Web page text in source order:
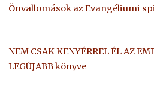
Önvallomások az Evangéliumi
NEM CSAK KENYÉRREL ÉL AZ
LEGÚJABB könyve